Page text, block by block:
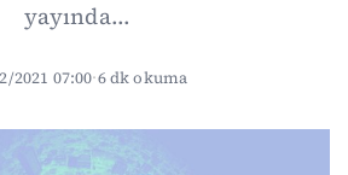
yayında...
2021 07:00·6 dk okuma